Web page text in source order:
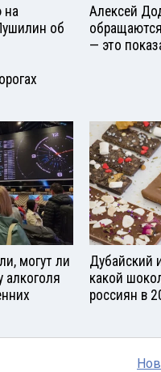
на
об
Алексей
— это
могут ли
алкоголя
Дубайский
какой
россиян в